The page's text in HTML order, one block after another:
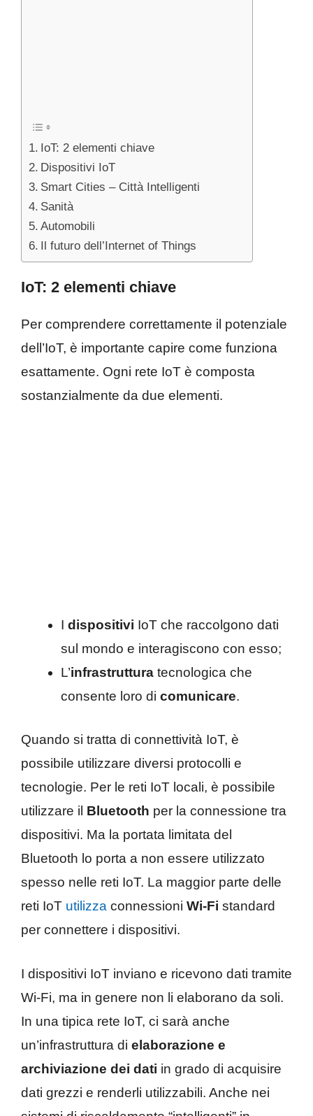
IoT: 2 elementi chiave
Dispositivi IoT
Smart Cities – Città Intelligenti
Sanità
Automobili
Il futuro dell’Internet of Things
IoT: 2 elementi chiave
Per comprendere correttamente il potenziale
dell’IoT, è importante capire come funziona
esattamente. Ogni rete IoT è composta
sostanzialmente da due elementi.
I dispositivi IoT che raccolgono dati
sul mondo e interagiscono con esso;
L’infrastruttura tecnologica che
consente loro di comunicare.
Quando si tratta di connettività IoT, è
possibile utilizzare diversi protocolli e
tecnologie. Per le reti IoT locali, è possibile
utilizzare il Bluetooth per la connessione tra
dispositivi. Ma la portata limitata del
Bluetooth lo porta a non essere utilizzato
spesso nelle reti IoT. La maggior parte delle
reti IoT utilizza connessioni Wi-Fi standard
per connettere i dispositivi.
I dispositivi IoT inviano e ricevono dati tramite
Wi-Fi, ma in genere non li elaborano da soli.
In una tipica rete IoT, ci sarà anche
un’infrastruttura di elaborazione e
archiviazione dei dati in grado di acquisire
dati grezzi e renderli utilizzabili. Anche nei